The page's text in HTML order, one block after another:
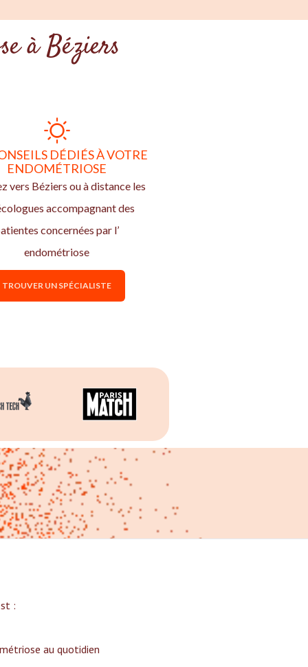
à Béziers
DÉDIÉS À VOTRE
ENDOMÉTRIOSE
vers Béziers ou à distance les
accompagnant des
concernées par l’
endométriose
TROUVER UN SPÉCIALISTE
:‍
au quotidien